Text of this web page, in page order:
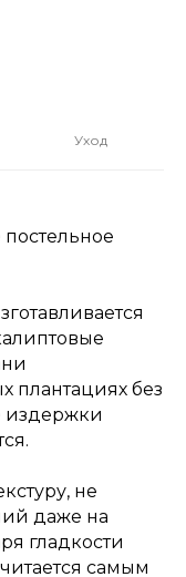
Уход
плантациях без
издержки
не
даже на
гладкости
самым